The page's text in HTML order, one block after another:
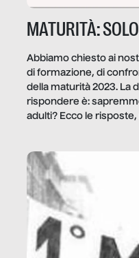
MATURITÀ:
Abbiamo chiesto ai
di formazione, di
della maturità 2023. La
rispondere è:
adulti? Ecco le